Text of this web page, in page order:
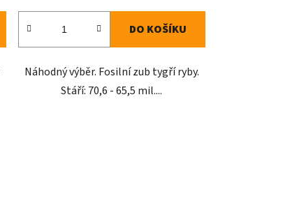
DO KOŠÍKU
Náhodný výběr. Fosilní zub tygří ryby.
Stáří: 70,6 - 65,5 mil....